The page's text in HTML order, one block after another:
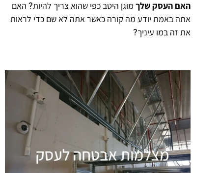
האם העסק שלך מוגן היטב כפי שהוא צריך להיות? האם
אתה באמת יודע מה קורה כאשר אתה לא שם כדי לראות
את זה במו עיניך?